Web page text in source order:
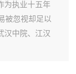
为执业十五年
被忽视却足以
汉中院、江汉